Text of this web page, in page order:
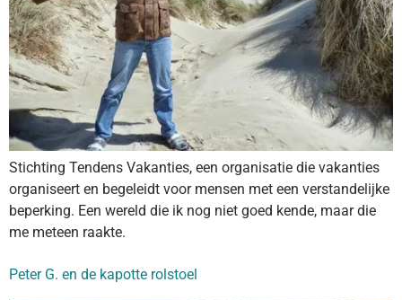
Stichting Tendens Vakanties, een organisatie die vakanties
organiseert en begeleidt voor mensen met een verstandelijke
beperking. Een wereld die ik nog niet goed kende, maar die
me meteen raakte.
Peter G. en de kapotte rolstoel